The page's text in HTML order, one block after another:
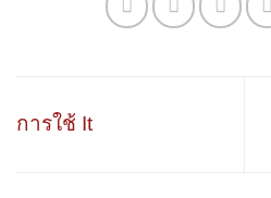
การใช้ It